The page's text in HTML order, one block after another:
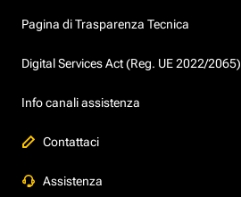
Pagina di Trasparenza Tecnica
Digital Services Act (Reg. UE 2022/2065)
Info canali assistenza
Contattaci
Assistenza